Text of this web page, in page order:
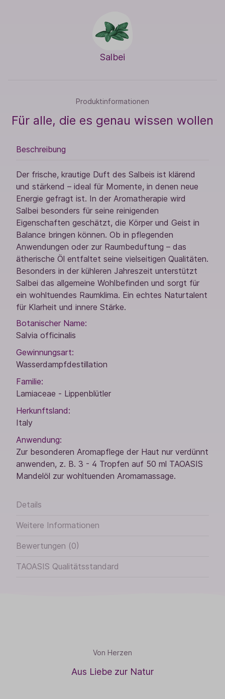
Salbei
Produktinformationen
Für alle, die es genau wissen wollen
Beschreibung
Der frische, krautige Duft des Salbeis ist klärend
und stärkend – ideal für Momente, in denen neue
Energie gefragt ist. In der Aromatherapie wird
Salbei besonders für seine reinigenden
Eigenschaften geschätzt, die Körper und Geist in
Balance bringen können. Ob in pflegenden
Anwendungen oder zur Raumbeduftung – das
ätherische Öl entfaltet seine vielseitigen Qualitäten.
Besonders in der kühleren Jahreszeit unterstützt
Salbei das allgemeine Wohlbefinden und sorgt für
ein wohltuendes Raumklima. Ein echtes Naturtalent
für Klarheit und innere Stärke.
Botanischer Name:
Salvia officinalis
Gewinnungsart:
Wasserdampfdestillation
Familie:
Lamiaceae - Lippenblütler
Herkunftsland:
Italy
Anwendung:
Zur besonderen Aromapflege der Haut nur verdünnt
anwenden, z. B. 3 - 4 Tropfen auf 50 ml TAOASIS
Mandelöl zur wohltuenden Aromamassage.
Details
Weitere Informationen
Bewertungen (0)
TAOASIS Qualitätsstandard
Von Herzen
Aus Liebe zur Natur